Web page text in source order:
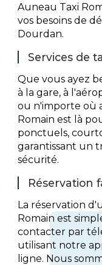
Auneau Taxi
vos besoins de
Dourdan.
Services de
Que vous ayez
à la gare, à
ou n'importe où
Romain est là
ponctuels,
garantissant un
sécurité.
Réservation
La réservation
Romain est
contacter par
utilisant notre
ligne. Nous